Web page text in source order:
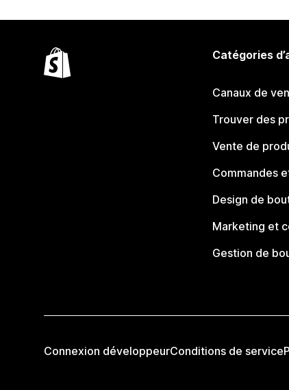
Catégories
Canaux de
Trouver des
Vente de
Commandes
Design de
Marketing et
Gestion de
Connexion développeurConditions de service